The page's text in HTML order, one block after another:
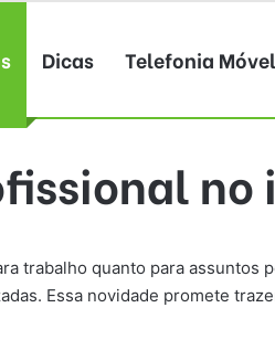
Dicas Telefonia Móvel
no
trabalho quanto para assuntos
Essa novidade promete